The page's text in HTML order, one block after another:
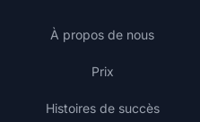
À propos de nous
Prix
Histoires de succès